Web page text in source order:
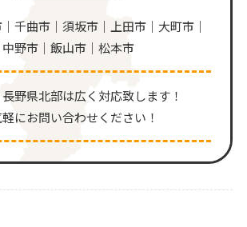
千曲市｜須坂市｜上田市｜大町市｜
中野市｜飯山市｜松本市
野県北部は広く対応致します！
軽にお問い合わせください！